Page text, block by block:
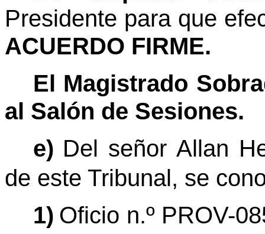
Presidente para que
ACUERDO FIRME.
El Magistrado
al Salón de Sesiones.
e) Del señor Allan
de este Tribunal, se
1) Oficio n.º PROV-